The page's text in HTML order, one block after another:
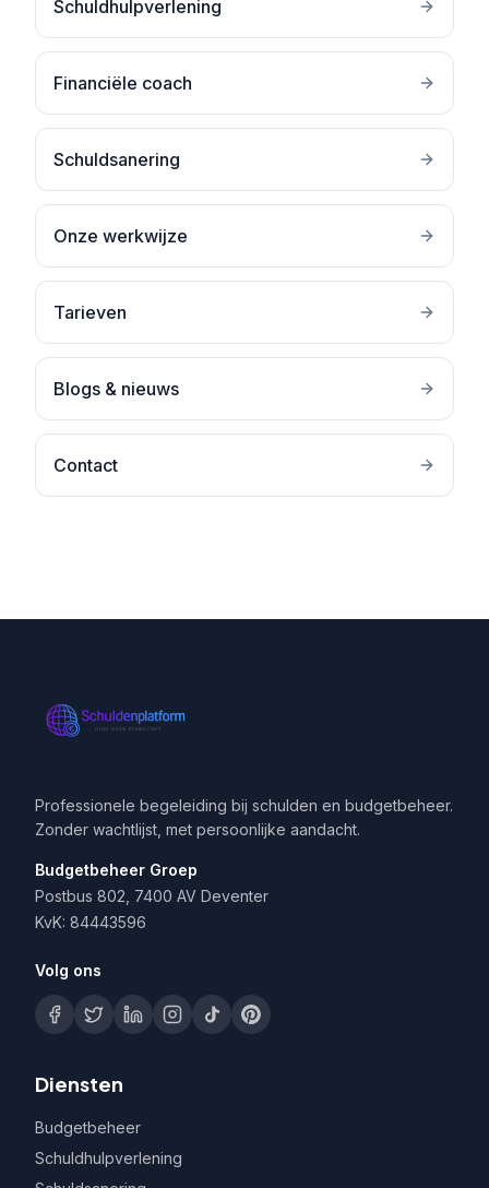
Schuldhulpverlening
Financiële coach
Schuldsanering
Onze werkwijze
Tarieven
Blogs & nieuws
Contact
Professionele begeleiding bij schulden en budgetbeheer.
Zonder wachtlijst, met persoonlijke aandacht.
Budgetbeheer Groep
Postbus 802, 7400 AV Deventer
KvK: 84443596
Volg ons
Diensten
Budgetbeheer
Schuldhulpverlening